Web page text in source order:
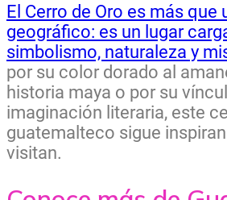
El Cerro de Oro es más que
geográfico: es un lugar
simbolismo, naturaleza y
por su color dorado al
historia maya o por su
imaginación literaria, este
guatemalteco sigue
visitan.